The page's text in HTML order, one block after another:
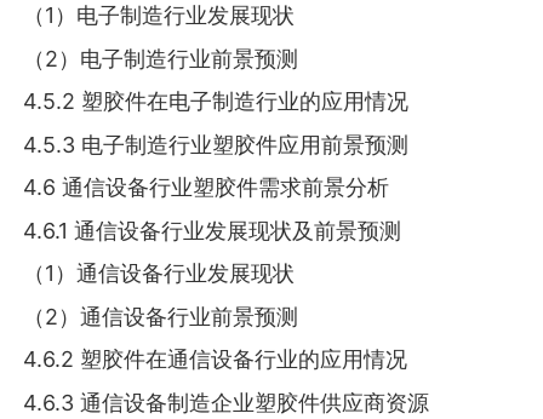
（1）电子制造行业发展现状
（2）电子制造行业前景预测
4.5.2 塑胶件在电子制造行业的应用情况
4.5.3 电子制造行业塑胶件应用前景预测
4.6 通信设备行业塑胶件需求前景分析
4.6.1 通信设备行业发展现状及前景预测
（1）通信设备行业发展现状
（2）通信设备行业前景预测
4.6.2 塑胶件在通信设备行业的应用情况
4.6.3 通信设备制造企业塑胶件供应商资源